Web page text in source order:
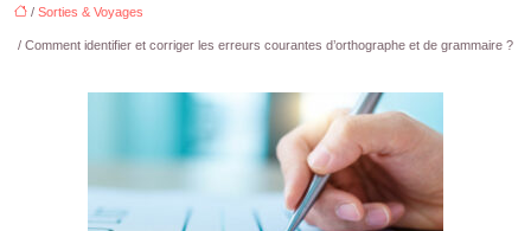
/ Sorties & Voyages
/ Comment identifier et corriger les erreurs courantes d’orthographe et de grammaire ?